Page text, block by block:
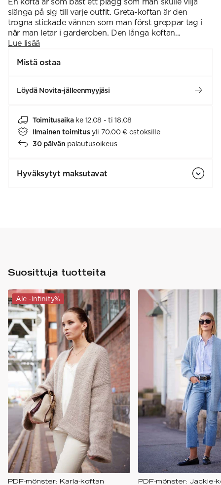
slänga på sig till varje outfit. Greta-koftan är den
trogna stickade vännen som man först greppar tag i
när man letar i garderoben. Den långa koftan...
Lue lisää
Mistä ostaa
Löydä Novita-jälleenmyyjäsi
Toimitusaika ke 12.08 - ti 18.08
Ilmainen toimitus yli 70.00 € ostoksille
30 päivän palautusoikeus
Hyväksytyt maksutavat
Suosittuja tuotteita
Ale -Infinity%
PDF-mönster: Karla-koftan
PDF-mönster: Jackie-